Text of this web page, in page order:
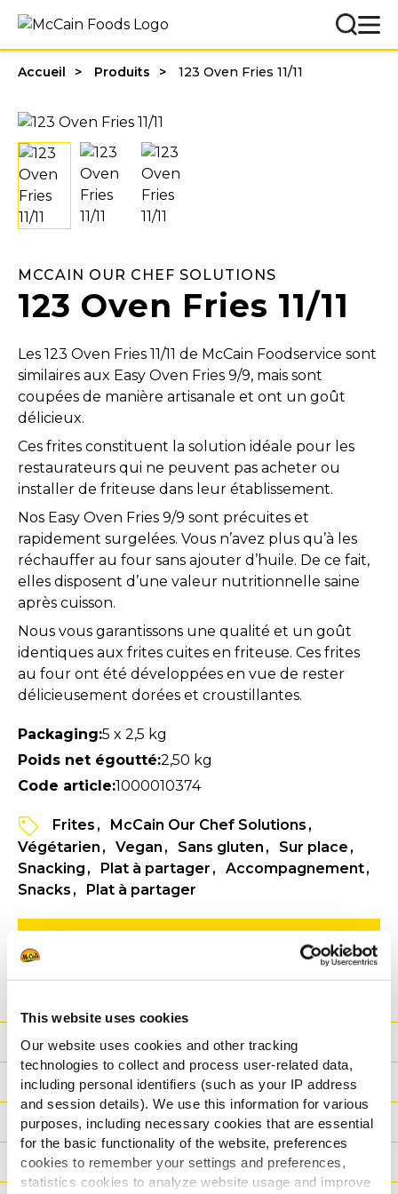
This website uses cookies
Our website uses cookies and other tracking
technologies to collect and process user-related data,
including personal identifiers (such as your IP address
and session details). We use this information for various
purposes, including necessary cookies that are essential
for the basic functionality of the website, preferences
cookies to remember your settings and preferences,
statistics cookies to analyze website usage and improve
Accueil Produits 123 Oven Fries 11/11
MCCAIN OUR CHEF SOLUTIONS
123 Oven Fries 11/11
Les 123 Oven Fries 11/11 de McCain Foodservice sont
similaires aux Easy Oven Fries 9/9, mais sont
coupées de manière artisanale et ont un goût
délicieux.
Ces frites constituent la solution idéale pour les
restaurateurs qui ne peuvent pas acheter ou
installer de friteuse dans leur établissement.
Nos Easy Oven Fries 9/9 sont précuites et
rapidement surgelées. Vous n’avez plus qu’à les
réchauffer au four sans ajouter d’huile. De ce fait,
elles disposent d’une valeur nutritionnelle saine
après cuisson.
Nous vous garantissons une qualité et un goût
identiques aux frites cuites en friteuse. Ces frites
au four ont été développées en vue de rester
délicieusement dorées et croustillantes.
Packaging:5 x 2,5 kg
Poids net égoutté:2,50 kg
Code article:1000010374
Frites
McCain Our Chef Solutions
Végétarien
Vegan Sans gluten
Sur place
Snacking
Plat à partager
Accompagnement
Snacks
Plat à partager
VOIR LES INFORMATIONS PRODUIT
Avantage
Nutritionnelles
Ingrédients
Poids / Transport